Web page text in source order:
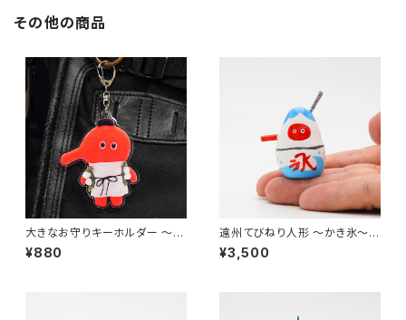
その他の商品
大きなお守りキーホルダー 〜ぼ
くはてんぐ〜（高さ約7.5cm）
¥880
遠州てびねり人形 〜かき氷〜｜
高さ約4.5cm
¥3,500